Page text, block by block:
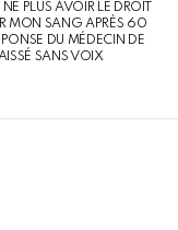
PLUS AVOIR LE DROIT
MON SANG APRÈS 60
DU MÉDECIN DE
SANS VOIX